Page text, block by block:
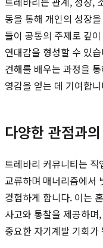
동을 통해 개인의 성장
들이 공통의 주제로 깊
연대감을 형성할 수 있
견해를 배우는 과정을
영감을 얻는 데 기여합
다양한 관점과
트레바리 커뮤니티는
교류하며 매너리즘에서
경험하게 합니다. 이는
사고와 통찰을 제공하
중요한 자기계발 기회가